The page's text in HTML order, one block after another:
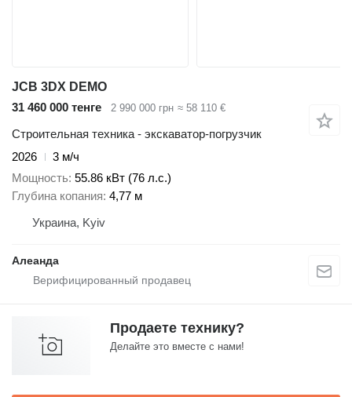
JCB 3DX DEMO
31 460 000 тенге
2 990 000 грн ≈ 58 110 €
Строительная техника - экскаватор-погрузчик
2026
3 м/ч
Мощность 55.86 кВт (76 л.с.)
Глубина копания 4,77 м
Украина, Kyiv
Алеанда
Продаете технику?
Делайте это вместе с нами!